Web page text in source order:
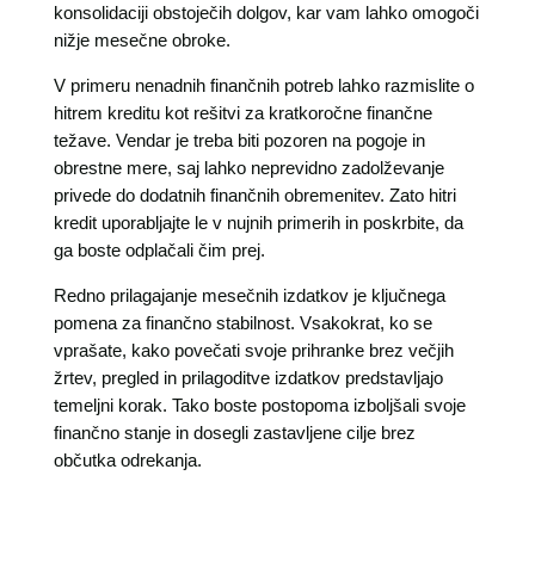
konsolidaciji obstoječih dolgov, kar vam lahko omogoči
nižje mesečne obroke.
V primeru nenadnih finančnih potreb lahko razmislite o
hitrem kreditu kot rešitvi za kratkoročne finančne
težave. Vendar je treba biti pozoren na pogoje in
obrestne mere, saj lahko neprevidno zadolževanje
privede do dodatnih finančnih obremenitev. Zato hitri
kredit uporabljajte le v nujnih primerih in poskrbite, da
ga boste odplačali čim prej.
Redno prilagajanje mesečnih izdatkov je ključnega
pomena za finančno stabilnost. Vsakokrat, ko se
vprašate, kako povečati svoje prihranke brez večjih
žrtev, pregled in prilagoditve izdatkov predstavljajo
temeljni korak. Tako boste postopoma izboljšali svoje
finančno stanje in dosegli zastavljene cilje brez
občutka odrekanja.